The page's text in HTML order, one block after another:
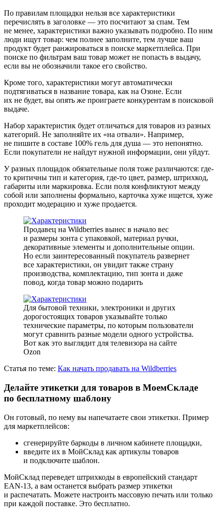
По правилам площадки нельзя все характеристики
перечислять в заголовке — это посчитают за спам. Тем
не менее, характеристики важно указывать подробно. По ним
люди ищут товар: чем полнее заполните, тем лучше ваш
продукт будет ранжироваться в поиске маркетплейса. При
поиске по фильтрам ваш товар может не попасть в выдачу,
если вы не обозначили такое его свойство.
Кроме того, характеристики могут автоматически
подтягиваться в название товара, как на Озоне. Если
их не будет, вы опять же проиграете конкурентам в поисковой
выдаче.
Набор характеристик будет отличаться для товаров из разных
категорий. Не заполняйте их «на отвали». Например,
не пишите в составе 100% гель для душа — это непонятно.
Если покупатели не найдут нужной информации, они уйдут.
У разных площадок обязательные поля тоже различаются: где-
то критичны тип и категория, где-то цвет, размер, штрихкод,
габариты или маркировка. Если поля конфликтуют между
собой или заполнены формально, карточка хуже ищется, хуже
проходит модерацию и хуже продается.
Продавец на Wildberries вынес в начало вес
и размеры зонта с упаковкой, материал ручки,
декоративные элементы и дополнительные опции.
Но если заинтересованный покупатель развернет
все характеристики, он увидит также страну
производства, комплектацию, тип зонта и даже
повод, когда товар можно подарить
Для бытовой техники, электроники и других
дорогостоящих товаров указывайте только
технические параметры, по которым пользователи
могут сравнить разные модели одного устройства.
Вот как это выглядит для телевизора на сайте
Ozon
Статья по теме: Как начать продавать на Wildberries
Делайте этикетки для товаров в МоемСкладе
по бесплатному шаблону
Он готовый, по нему вы напечатаете свои этикетки. Пример
для маркетплейсов:
сгенерируйте баркоды в личном кабинете площадки,
введите их в МойСклад как артикулы товаров
и подключите шаблон.
МойСклад переведет штрихкоды в европейский стандарт
EAN‑13, а вам останется выбрать размер этикетки
и распечатать. Можете настроить массовую печать или только
при каждой поставке. Это бесплатно.